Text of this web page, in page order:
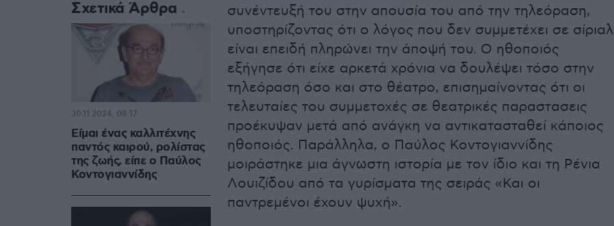
συνέντευξή του στην απουσία του από την τηλεόραση,
υποστηρίζοντας ότι ο λόγος που δεν συμμετέχει σε σίριαλ
είναι επειδή πληρώνει την άποψή του. Ο ηθοποιός
εξήγησε ότι είχε αρκετά χρόνια να δουλέψει τόσο στην
τηλεόραση όσο και στο θέατρο, επισημαίνοντας ότι οι
τελευταίες του συμμετοχές σε θεατρικές παραστασεις
προέκυψαν μετά από ανάγκη να αντικατασταθεί κάποιος
ηθοποιός. Παράλληλα, ο Παύλος Κοντογιαννίδης
μοιράστηκε μια άγνωστη ιστορία με τον ίδιο και τη Ρένια
Λουιζίδου από τα γυρίσματα της σειράς «Και οι
παντρεμένοι έχουν ψυχή».
Σχετικά Άρθρα
Είμαι ένας καλλιτέχνης
παντός καιρού, ρολίστας
της ζωής, είπε ο Παύλος
Κοντογιαννίδης
30.11.2024, 08:17